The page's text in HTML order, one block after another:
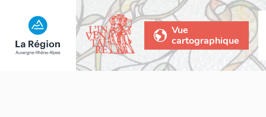
Vue
cartographique